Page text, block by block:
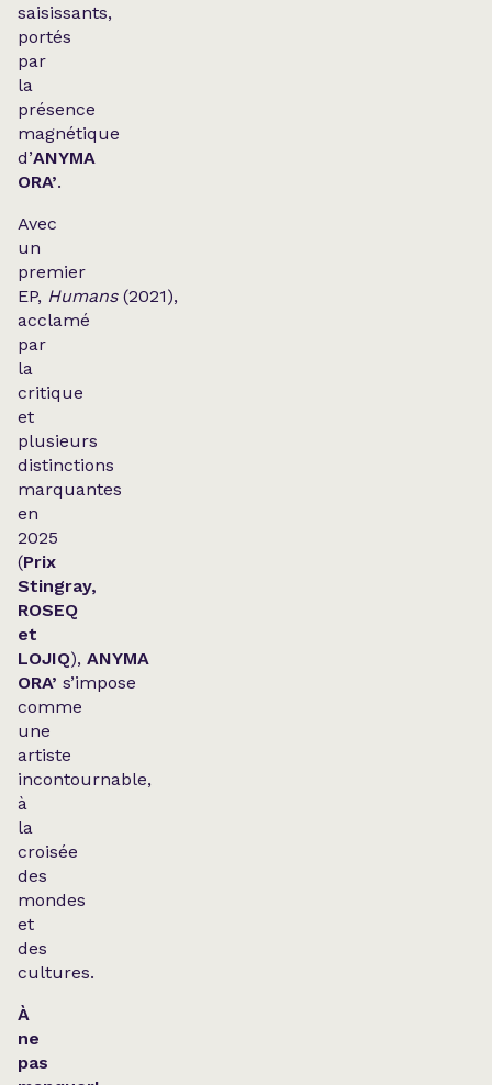
saisissants,
portés
par
la
présence
magnétique
d’ANYMA
ORA’.
Avec
un
premier
EP, Humans(2021),
acclamé
par
la
critique
et
plusieurs
distinctions
marquantes
en
2025
(Prix
Stingray,
ROSEQ
et
LOJIQ), ANYMA
ORA’ s’impose
comme
une
artiste
incontournable,
à
la
croisée
des
mondes
et
des
cultures.
À
ne
pas